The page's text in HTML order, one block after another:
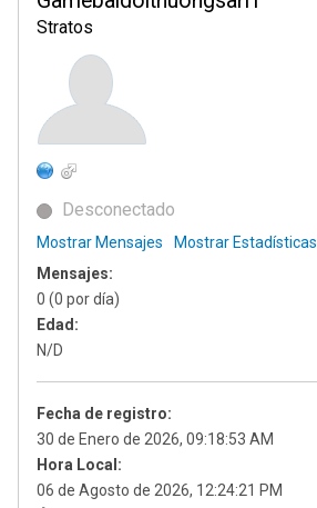
Stratos
Desconectado
Mostrar Mensajes
Mostrar Estadísticas
Mensajes:
0 (0 por día)
Edad:
N/D
Fecha de registro:
30 de Enero de 2026, 09:18:53 AM
Hora Local:
06 de Agosto de 2026, 12:24:21 PM